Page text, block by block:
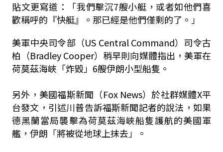
貼文更寫道：「我們擊沉7艘小艇，或者如他們喜
歡稱呼的『快艇』。那已經是他們僅剩的了。」
美軍中央司令部（US Central Command）司令古
柏（Bradley Cooper）稍早則向媒體指出，美軍在
荷莫茲海峽「炸毀」6艘伊朗小型船隻。
另外，美國福斯新聞（Fox News）於社群媒體X平
台發文，引述川普告訴福斯新聞記者的說法，如果
德黑蘭當局襲擊為荷莫茲海峽船隻護航的美國軍
艦，伊朗「將被從地球上抹去」。